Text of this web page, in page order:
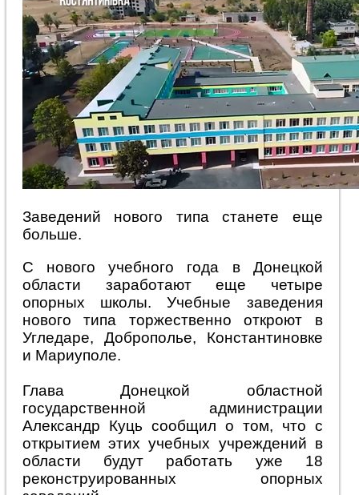
Заведений нового типа станете еще
больше.
С нового учебного года в Донецкой
области заработают еще четыре
опорных школы. Учебные заведения
нового типа торжественно откроют в
Угледаре, Доброполье, Константиновке
и Мариуполе.
Глава Донецкой областной
государственной администрации
Александр Куць сообщил о том, что с
открытием этих учебных учреждений в
области будут работать уже 18
реконструированных опорных